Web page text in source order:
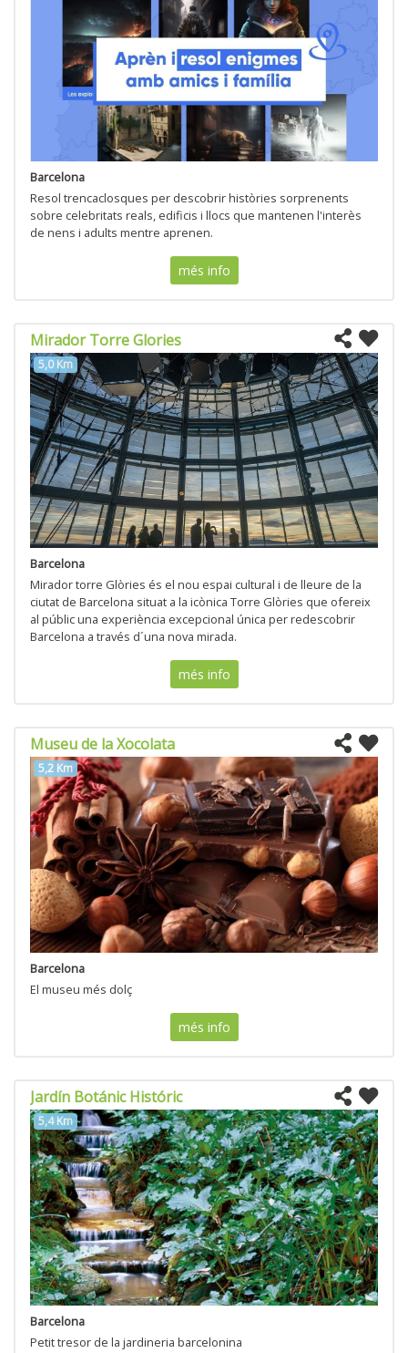
Barcelona
Resol trencaclosques per descobrir històries sorprenents
sobre celebritats reals, edificis i llocs que mantenen l'interès
de nens i adults mentre aprenen.
més info
Mirador Torre Glories
5,0 Km
Barcelona
Mirador torre Glòries és el nou espai cultural i de lleure de la
ciutat de Barcelona situat a la icònica Torre Glòries que ofereix
al públic una experiència excepcional única per redescobrir
Barcelona a través d´una nova mirada.
més info
Museu de la Xocolata
5,2 Km
Barcelona
El museu més dolç
més info
Jardín Botánic Históric
5,4 Km
Barcelona
Petit tresor de la jardineria barcelonina